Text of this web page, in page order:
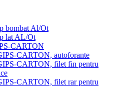
bombat Al/Ot
lat AL/Ot
CARTON
CARTON, autoforante
CARTON, filet fin pentru
CARTON, filet rar pentru